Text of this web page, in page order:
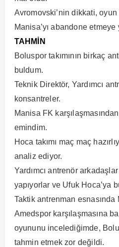
Avromovski’nin dikkati,
Manisa’yı abandone etmeye
TAHMİN
Boluspor takımının birkaç
buldum.
Teknik Direktör, Yardımcı
konsantreler.
Manisa FK
emindim.
Hoca takımı maç maç
analiz ediyor.
Yardımcı antrenör
yapıyorlar ve Ufuk Hoca’ya
Taktik antrenman esnasında
Amedspor karşılaşmasına
oyununu incelediğimde,
tahmin etmek zor değildi.